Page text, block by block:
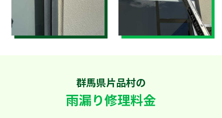
群馬県片品村の
雨漏り修理料金